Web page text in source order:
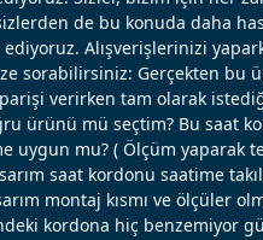
de bu konuda daha
ediyoruz. Alışverişlerinizi
sorabilirsiniz: Gerçekten bu
verirken tam olarak
ürünü mü seçtim? Bu saat
uygun mu? ( Ölçüm yaparak
saat kordonu saatime
montaj kısmı ve ölçüler
kordona hiç benzemiyor